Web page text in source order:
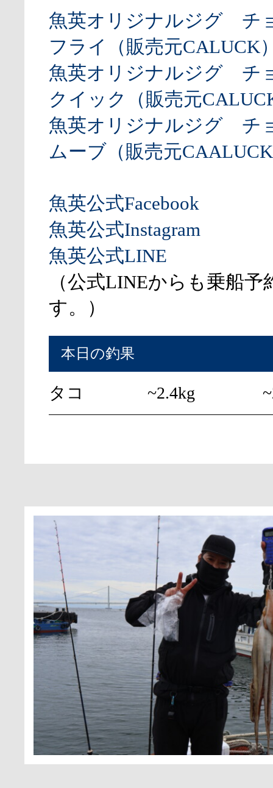
魚英オリジナルジグ チ
フライ（販売元CALUCK
魚英オリジナルジグ チ
クイック（販売元
魚英オリジナルジグ チ
ムーブ（販売元
魚英公式Facebook
魚英公式Instagram
魚英公式LINE
（公式LINEからも乗船予
す。）
本日の釣果
タコ ~2.4kg